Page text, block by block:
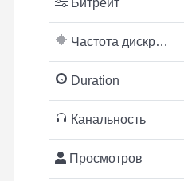
Битрейт
Частота дискретизации
Duration
Канальность
Просмотров